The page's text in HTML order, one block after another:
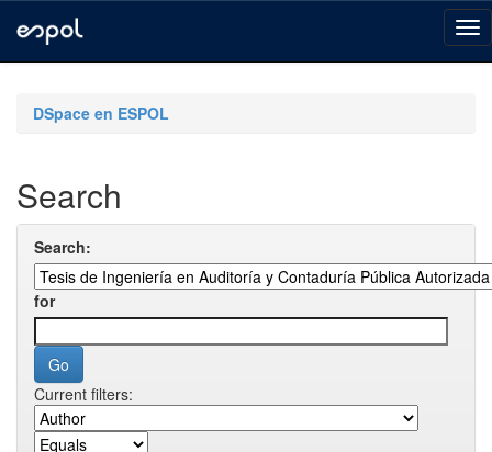
navigationDSpace en ESPOL
Search
Search:
for
Current filters: